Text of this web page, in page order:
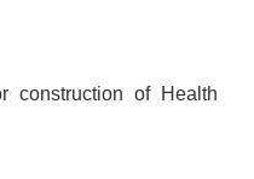
construction of Health